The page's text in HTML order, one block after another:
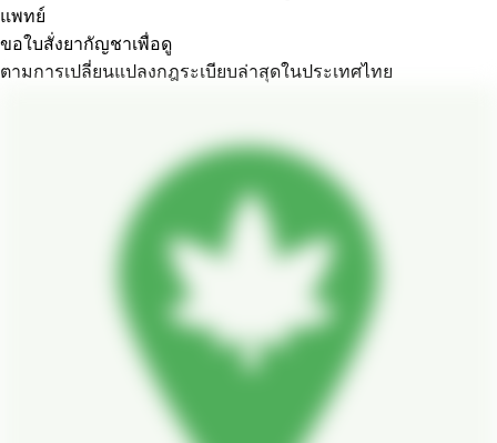
แพทย์
ขอใบสั่งยากัญชาเพื่อดู
ตามการเปลี่ยนแปลงกฎระเบียบล่าสุดในประเทศไทย